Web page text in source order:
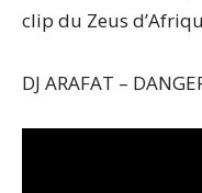
clip du Zeus
DJ ARAFAT –